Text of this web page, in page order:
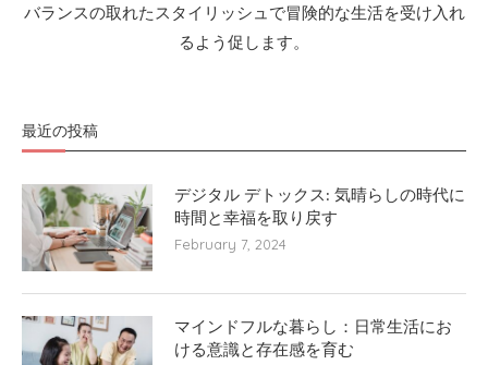
バランスの取れたスタイリッシュで冒険的な生活を受け入れ
るよう促します。
最近の投稿
デジタル デトックス: 気晴らしの時代に
時間と幸福を取り戻す
February 7, 2024
マインドフルな暮らし：日常生活にお
ける意識と存在感を育む